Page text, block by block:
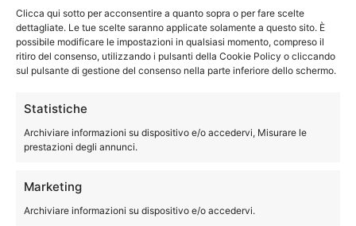
Clicca qui sotto per acconsentire a quanto sopra o per fare scelte
dettagliate. Le tue scelte saranno applicate solamente a questo sito. È
possibile modificare le impostazioni in qualsiasi momento, compreso il
ritiro del consenso, utilizzando i pulsanti della Cookie Policy o cliccando
sul pulsante di gestione del consenso nella parte inferiore dello schermo.
Statistiche
Archiviare informazioni su dispositivo e/o accedervi, Misurare le
prestazioni degli annunci.
Marketing
Archiviare informazioni su dispositivo e/o accedervi.
asciugatrice?
Chiama e prenota un tecnico specializzato di Elettrodom
Service, per riparazione o assistenza sulla tua asciugatrice
di marca Siemens ® .
Assistenza Siemens San Lazzaro di Savena
ricambi con garanzia di un anno.
riparazione, manutenzione e pulizia della asciugatrice
Siemens®.